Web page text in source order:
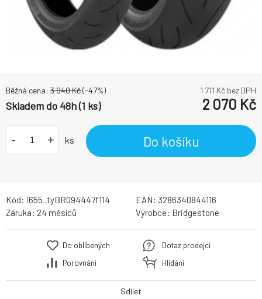
Běžná cena: 3 940Kč(-47%) 1 711 Kč bez DPH
Skladem do 48h (1 ks) 2 070 Kč
- + ks Do košíku
Kód: i655_tyBR094447f114 EAN: 3286340844116
Záruka: 24 měsíců Výrobce: Bridgestone
Do oblíbených
Porovnání
Dotaz prodejci
Hlídání
Sdílet